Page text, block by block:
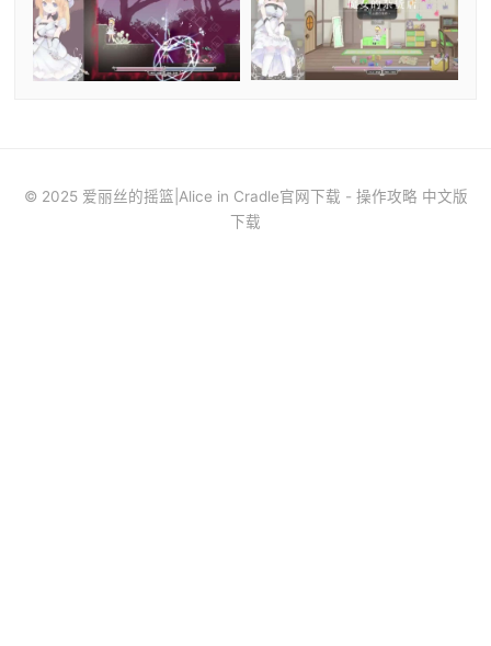
© 2025 爱丽丝的摇篮|Alice in Cradle官网下载 - 操作攻略 中文版
下载